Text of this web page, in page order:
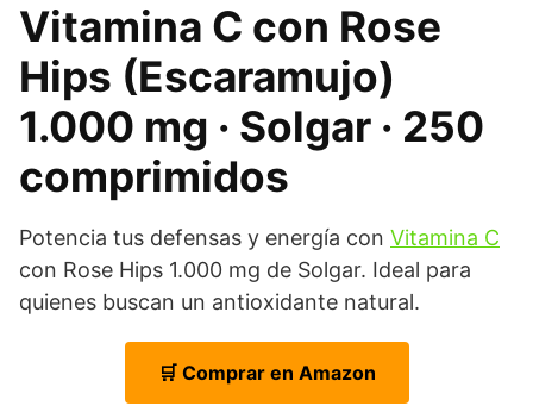
Vitamina C con Rose
Hips (Escaramujo)
1.000 mg · Solgar · 250
comprimidos
Potencia tus defensas y energía con Vitamina C
con Rose Hips 1.000 mg de Solgar. Ideal para
quienes buscan un antioxidante natural.
🛒 Comprar en Amazon